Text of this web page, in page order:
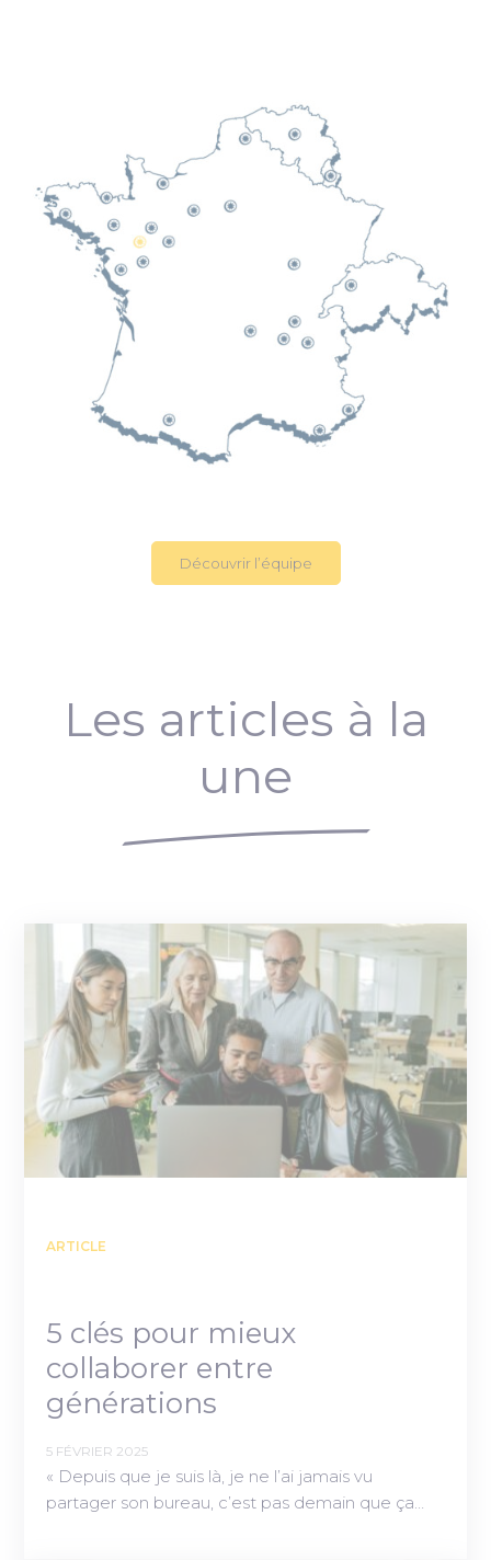
Découvrir l’équipe
Les articles à la
une
ARTICLE
5 clés pour mieux
collaborer entre
générations
5 FÉVRIER 2025
« Depuis que je suis là, je ne l’ai jamais vu
partager son bureau, c’est pas demain que ça…